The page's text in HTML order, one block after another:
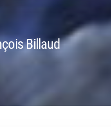
Billaud